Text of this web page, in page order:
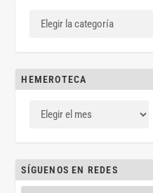
HEMEROTECA
SÍGUENOS EN REDES